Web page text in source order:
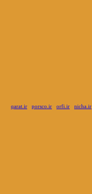
nicha.ir
orfi.ir
porsco.ir
qarat.ir